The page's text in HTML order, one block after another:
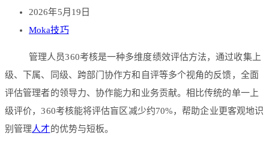
2026年5月19日
Moka技巧
管理人员360考核是一种多维度绩效评估方法，通过收集上
级、下属、同级、跨部门协作方和自评等多个视角的反馈，全面
评估管理者的领导力、协作能力和业务贡献。相比传统的单一上
级评价，360考核能将评估盲区减少约70%，帮助企业更客观地识
别管理人才的优势与短板。